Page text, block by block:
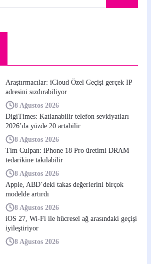
Araştırmacılar: iCloud Özel Geçişi gerçek IP
adresini sızdırabiliyor
8 Ağustos 2026
DigiTimes: Katlanabilir telefon sevkiyatları
2026’da yüzde 20 artabilir
8 Ağustos 2026
Tim Culpan: iPhone 18 Pro üretimi DRAM
tedarikine takılabilir
8 Ağustos 2026
Apple, ABD’deki takas değerlerini birçok
modelde artırdı
8 Ağustos 2026
iOS 27, Wi-Fi ile hücresel ağ arasındaki geçişi
iyileştiriyor
8 Ağustos 2026